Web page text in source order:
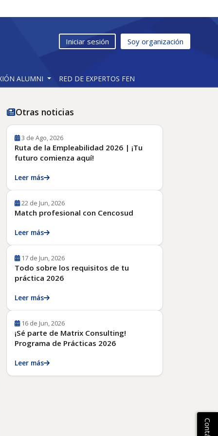
Iniciar sesión Soy organización
ALUMNI RED DE EXPERTOS FEN
Otras noticias
3 de Ago, 2026
Ruta de la Empleabilidad 2026 | ¡Tu
futuro comienza aquí!
Leer más
22 de Jun, 2026
Match profesional con Cencosud
Leer más
17 de Jun, 2026
Todo sobre los requisitos de tu
práctica 2026
Leer más
16 de Jun, 2026
¡Sé parte de Matrix Consulting!
Programa de Prácticas 2026
Leer más